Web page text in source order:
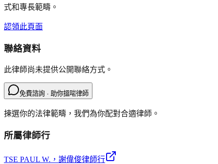
式和專長範疇。
認領此頁面
聯絡資料
此律師尚未提供公開聯絡方式。
免費諮詢 · 助你搵啱律師
揀選你的法律範疇，我們為你配對合適律師。
所屬律師行
TSE PAUL W. ，謝偉俊律師行